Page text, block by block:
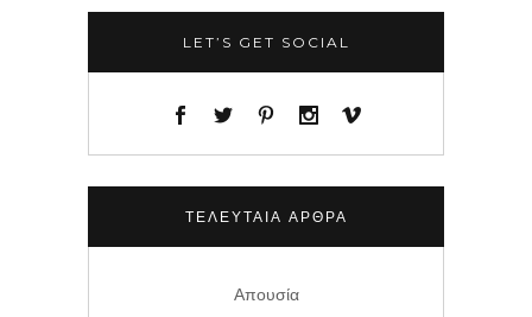
LET’S GET SOCIAL
ΤΕΛΕΥΤΑΊΑ ΆΡΘΡΑ
Απουσία